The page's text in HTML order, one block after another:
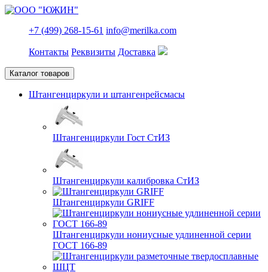
+7 (499) 268-15-61 info@merilka.com
Контакты Реквизиты Доставка
Каталог товаров
Штангенциркули и штангенрейсмасы
Штангенциркули Гост СтИЗ
Штангенциркули калибровка СтИЗ
Штангенциркули GRIFF
Штангенциркули нониусные удлиненной серии
ГОСТ 166-89